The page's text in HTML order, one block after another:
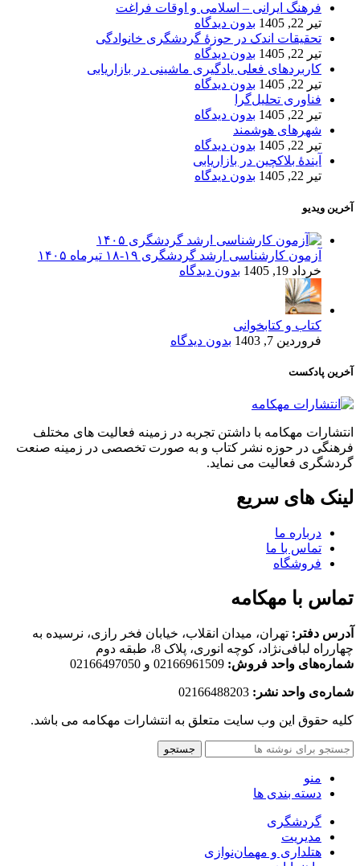
فرهنگ ایرانی – اسلامی و اوقات فراغت
تیر 22, 1405
بدون دیدگاه
تحقیقات اندک در حوزۀ گردشگری خانوادگی
تیر 22, 1405
بدون دیدگاه
کاربردهای فعلی یادگیری ماشینی در بازاریابی
تیر 22, 1405
بدون دیدگاه
فناوری تحلیل‌گرا
تیر 22, 1405
بدون دیدگاه
شهرهای هوشمند
تیر 22, 1405
بدون دیدگاه
آیندۀ بلاکچین در بازاریابی
تیر 22, 1405
بدون دیدگاه
آخرین ویدیو
آزمون کارشناسی ارشد گردشگری ۱۹-۱۸ تیرماه ۱۴۰۵
خرداد 19, 1405
بدون دیدگاه
کتاب و کتابخوانی
فروردین 7, 1403
بدون دیدگاه
آخرین پادکست
انتشارات مهکامه با داشتن تجربه در زمینه فعالیت های مختلف
فرهنگی در حوزه نشر کتاب و به صورت تخصصی در زمینه صنعت
گردشگری فعالیت می نماید.
لینک های سریع
درباره ما
تماس با ما
فروشگاه
تماس با مهکامه
آدرس دفتر: تهران، میدان انقلاب، خیابان فخر رازی، نرسیده به
چهارراه لبافی‌نژاد، کوچه انوری، پلاک 8، طبقه دوم
شماره‌های واحد فروش: 02166961509 و 02166497050
شماره‌‌ی واحد نشر:
کلیه حقوق این وب سایت متعلق به انتشارات مهکامه می باشد.
جستجو
منو
دسته بندی ها
گردشگری
مدیریت
هتلداری و مهمان‌نوازی